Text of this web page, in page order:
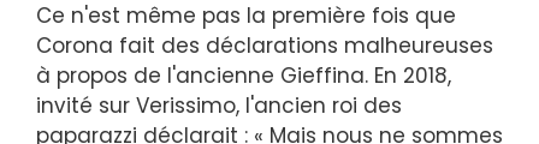
Ce n'est même pas la première fois que
Corona fait des déclarations malheureuses
à propos de l'ancienne Gieffina. En 2018,
invité sur Verissimo, l'ancien roi des
paparazzi déclarait : « Mais nous ne sommes